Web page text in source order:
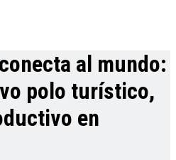
al mundo:
polo turístico,
en